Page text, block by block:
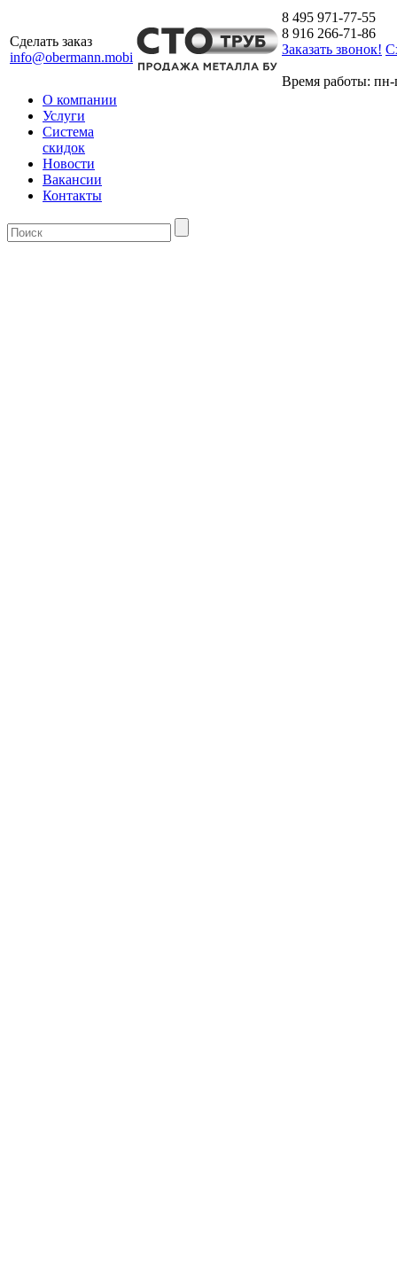
Сделать заказ
info@obermann.mobi
8 495 971-77-55
8 916 266-71-86
Заказать звонок!
Время работы: пн-
О компании
Услуги
Система
скидок
Новости
Вакансии
Контакты